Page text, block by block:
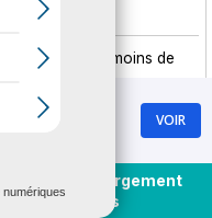
Achat et rechargement
forfaits
Arrêt navette à moins de
VOIR